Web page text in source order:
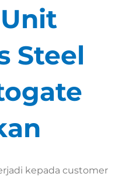
Steel
kepada customer